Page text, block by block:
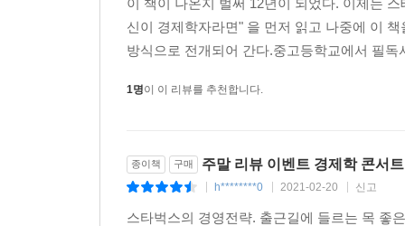
이 책이 나온지 벌써 12년이 되었다. 이제는
신이 경제학자라면" 을 먼저 읽고 나중에 이
방식으로 전개되어 간다.중고등학교에서 필
1명이 이 리뷰를 추천합니다.
종이책 구매 주말 리뷰 이벤트 경제학 콘서트
h********0 2021-02-20 신고
스타벅스의 경영전략. 출근길에 들르는 목 좋